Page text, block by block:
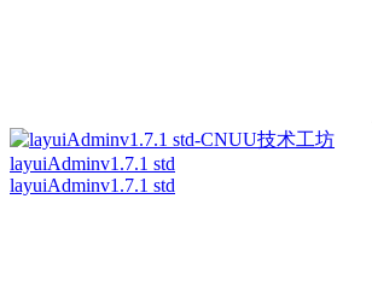
layuiAdminv1.7.1 std
layuiAdminv1.7.1 std